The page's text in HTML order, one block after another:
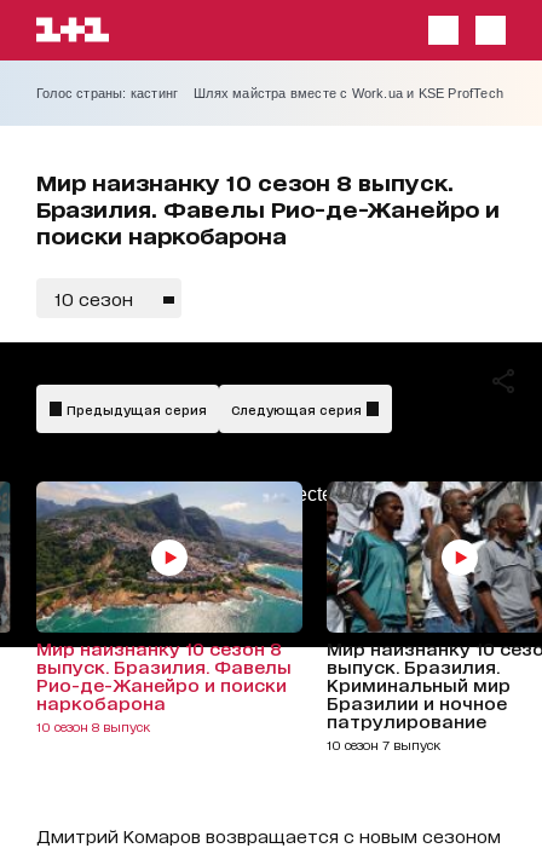
Голос страны: кастинг Шлях майстра вместе с Work.ua и KSE ProfTech
Мир наизнанку 10 сезон 8 выпуск.
Бразилия. Фавелы Рио-де-Жанейро и
поиски наркобарона
10 сезон
AdBlockDetected!
Предыдущая серия Следующая серия
Мир наизнанку 10 сезон 8
выпуск. Бразилия. Фавелы
Рио-де-Жанейро и поиски
наркобарона
10 сезон 8 выпуск
Мир наизнанку 10
выпуск. Бразилия.
Криминальный мир
Бразилии и ночное
патрулирование
10 сезон 7 выпуск
Дмитрий Комаров возвращается с новым сезоном